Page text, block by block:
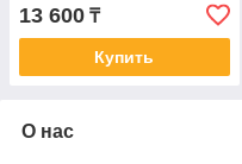
13 600 ₸
Купить
О нас